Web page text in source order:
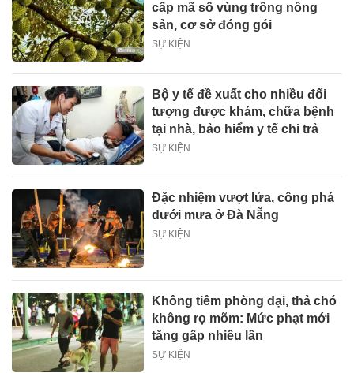
cấp mã số vùng trồng nông
sản, cơ sở đóng gói
SỰ KIỆN
Bộ y tế đề xuất cho nhiều đối
tượng được khám, chữa bệnh
tại nhà, bảo hiểm y tế chi trả
SỰ KIỆN
Đặc nhiệm vượt lửa, công phá
dưới mưa ở Đà Nẵng
SỰ KIỆN
Không tiêm phòng dại, thả chó
không rọ mõm: Mức phạt mới
tăng gấp nhiều lần
SỰ KIỆN